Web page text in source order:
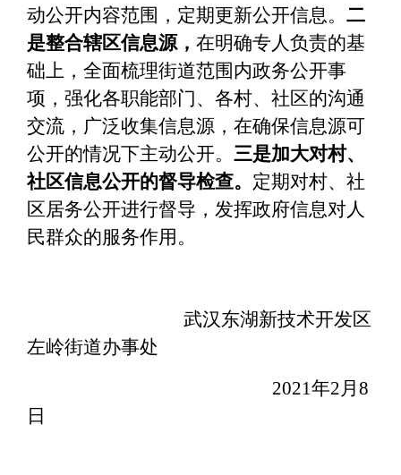
动公开内容范围，定期更新公开信息。 二
是整合辖区信息源， 在明确专人负责的基
础上，全面梳理街道范围内政务公开事
项，强化各职能部门、各村、社区的沟通
交流，广泛收集信息源，在确保信息源可
公开的情况下主动公开。 三是加大对村、
社区信息公开的督导检查。 定期对村、社
区居务公开进行督导，发挥政府信息对人
民群众的服务作用。
武汉东湖新技术开发区
左岭街道办事处
2021年2月 8
日